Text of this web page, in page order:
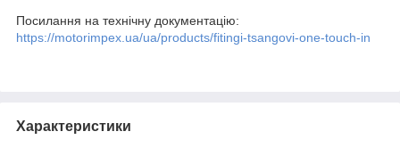
Посилання на технічну документацію:
https://motorimpex.ua/ua/products/fitingi-tsangovi-one-touch-in
Характеристики